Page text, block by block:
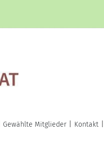
Gewählte Mitglieder Kontakt